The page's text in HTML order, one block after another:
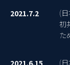
2021.7.2
(
初
た
2021.6.15 (